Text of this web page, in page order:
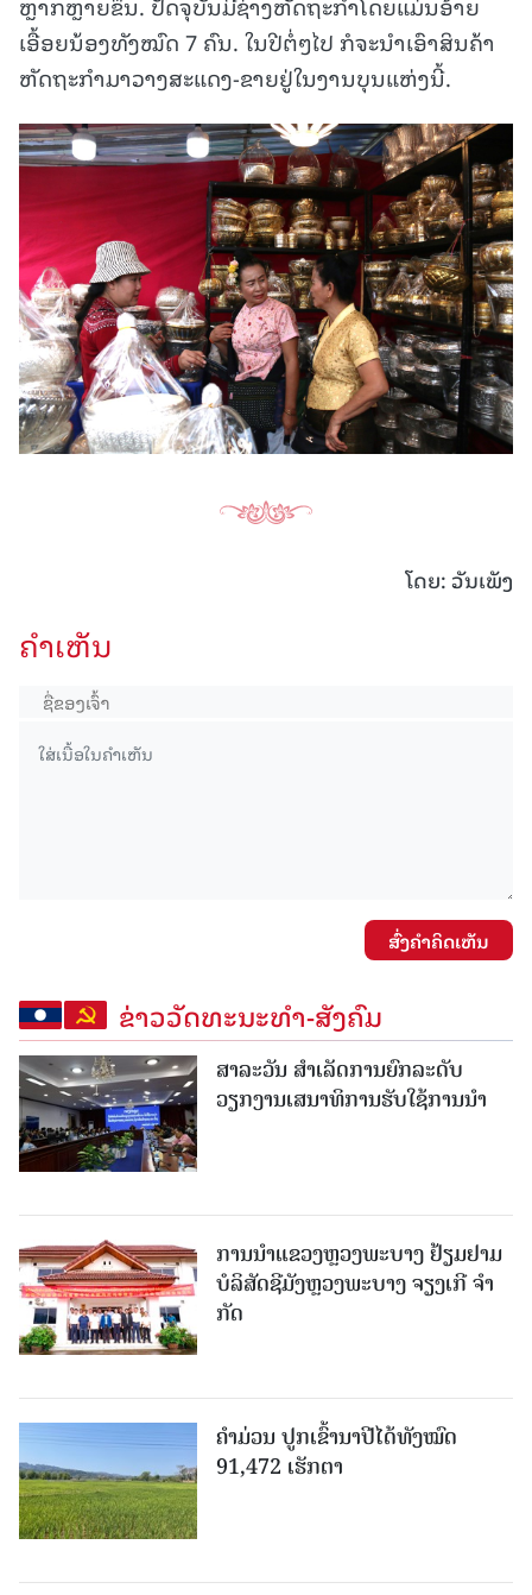
ເອື້ອຍນ້ອງທັງໝົດ 7 ຄົນ. ໃນປີຕໍ່ໆໄປ ກໍຈະນໍາເອົາສິນຄ້າ
ຫັດຖະກໍາມາວາງສະແດງ-ຂາຍຢູ່ໃນງານບຸນແຫ່ງນີ້.
ໂດຍ: ວັນເພັງ
ຄໍາເຫັນ
ສົ່ງຄໍາຄິດເຫັນ
ຂ່າວວັດທະນະທຳ-ສັງຄົມ
ສາລະວັນ ສໍາເລັດການຍົກລະດັບ
ວຽກງານເສນາທິການຮັບໃຊ້ການນໍາ
ການນຳແຂວງຫຼວງພະບາງ ຢ້ຽມ​ຢາມ
ບໍ​ລິ​ສັດຊີມັງຫຼວງພະບາງ ຈຽງເກີ ຈໍາ
ກັດ
ຄໍາມ່ວນ ປູກເຂົ້ານາປີໄດ້ທັງໝົດ
91,472 ເຮັກຕາ